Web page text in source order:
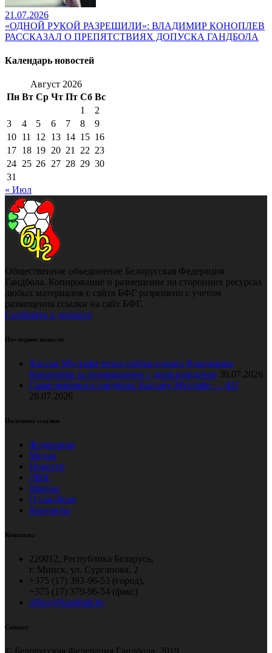
21.07.2026
«ОДНОЙ РУКОЙ РАЗРЕШИЛИ»: ВЛАДИМИР КОНОПЛЕВ
РАССКАЗАЛ О ПРЕПЯТСТВИЯХ ДОПУСКА ГАНДБОЛА
Календарь новостей
Август 2026
Пн Вт Ср Чт Пт Сб Вс
1
2
3
4 5 6 7 8
9
10 11 12 13 14 15 16
17 18 19 20 21 22 23
24 25 26 27 28 29 30
31
« Июл
Общественное объединение Белорусская Федерация
Гандбола. Копирование и размещение на сторонних ресурсах
любых материалов с сайта БФГ разрешено с учетом
размещения ссылки на сайт БФГ.
Сообщить о допинге
Последние новости
Хассан Мустафа тепло поблагодарил Владимира
Коноплёва за поздравление с днем рождения 30.07.2026
Главе мирового гандбола Хассану Мустафе — 82!
28.07.2026
Полезные ссылки
Федерация
Медиа
Новости
ДЮГ
Школы
О гандболе
Контакты
Контакты
220012, Республика Беларусь,
г. Минск, ул. Сурганова, 2
+375 (17) 393-96-53 (город),
+375 (17) 379-96-54 (факс)
office@handball.by
Contact